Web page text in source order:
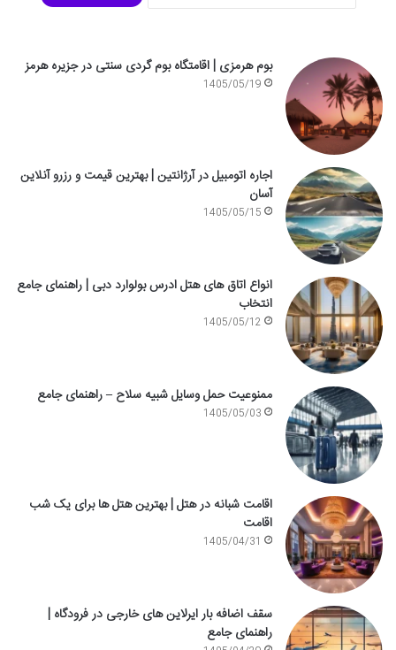
بوم هرمزی | اقامتگاه بوم گردی سنتی در جزیره هرمز
1405/05/19
اجاره اتومبیل در آرژانتین | بهترین قیمت و رزرو آنلاین
آسان
1405/05/15
انواع اتاق های هتل ادرس بولوارد دبی | راهنمای جامع
انتخاب
1405/05/12
ممنوعیت حمل وسایل شبیه سلاح – راهنمای جامع
1405/05/03
اقامت شبانه در هتل | بهترین هتل ها برای یک شب
اقامت
1405/04/31
سقف اضافه بار ایرلاین های خارجی در فرودگاه |
راهنمای جامع